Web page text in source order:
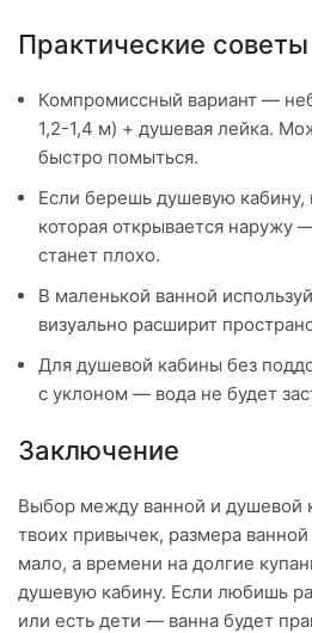
Практические
Компромиссный вариант —
1,2-1,4 м) + душевая лейка.
быстро помыться.
Если берешь душевую кабину,
которая открывается наружу
станет плохо.
В маленькой ванной
визуально расширит
Для душевой кабины без
с уклоном — вода не будет
Заключение
Выбор между ванной и душевой
твоих привычек, размера
мало, а времени на долгие
душевую кабину. Если любишь
или есть дети — ванна будет